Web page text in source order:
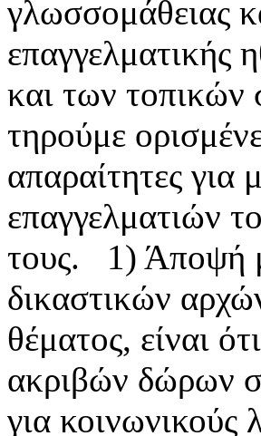
γλωσσομάθειας
και των τοπικών
τηρούμε
απαραίτητες για
επαγγελματιών
τους. 1) Άποψή
δικαστικών
θέματος, είναι
ακριβών δώρων
για